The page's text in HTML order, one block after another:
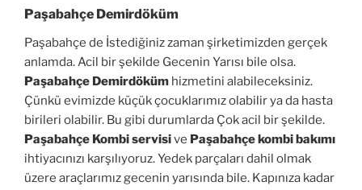
Paşabahçe Demirdöküm
Paşabahçe de İstediğiniz zaman şirketimizden gerçek
anlamda. Acil bir şekilde Gecenin Yarısı bile olsa.
Paşabahçe Demirdöküm hizmetini alabileceksiniz.
Çünkü evimizde küçük çocuklarımız olabilir ya da hasta
birileri olabilir. Bu gibi durumlarda Çok acil bir şekilde.
Paşabahçe Kombi servisive Paşabahçe kombi bakımı
ihtiyacınızı karşılıyoruz. Yedek parçaları dahil olmak
üzere araçlarımız gecenin yarısında bile. Kapınıza kadar